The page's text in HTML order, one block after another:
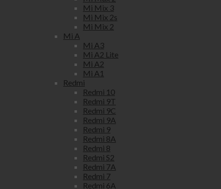
Mi Mix 3
Mi Mix 2s
Mi Mix 2
Mi A
Mi A3
Mi A2 Lite
Mi A2
Mi A1
Redmi
Redmi 10
Redmi 9T
Redmi 9C
Redmi 9A
Redmi 9
Redmi 8A
Redmi 8
Redmi S2
Redmi 7A
Redmi 7
Redmi 6A